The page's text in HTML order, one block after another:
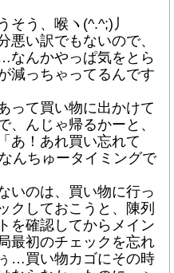
う、喉ヽ(^.^;)丿
い訳でもないので、
なんかやっぱ気をとら
減っちゃってるんです
って買い物に出かけて
、んじゃ帰るかーと、
あ！あれ買い忘れて
んちゅータイミングで
いのは、買い物に行っ
クしておこうと、陳列
を確認してからメイン
最初のチェックを忘れ
…買い物カゴにその時